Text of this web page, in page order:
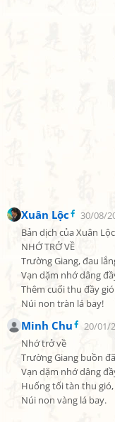
Xuân Lộc
30/08/
Bản dịch của Xuân
NHỚ TRỞ VỀ
Trường Giang, đau
Vạn dặm nhớ dâng
Thêm cuối thu đầy gió
Núi non tràn lá bay!
Minh Chu
20/01/
Nhớ trở về
Trường Giang buồn
Vạn dặm nhớ dâng
Huống tối tàn thu gió,
Núi non vàng lá bay.